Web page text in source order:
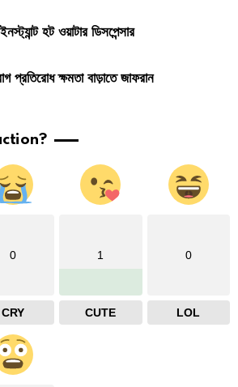
হট ওয়াটার ডিসপেন্সার
প্রতিরোধ ক্ষমতা বাড়াতে জাফরান
0
CRY
1
CUTE
0
LOL